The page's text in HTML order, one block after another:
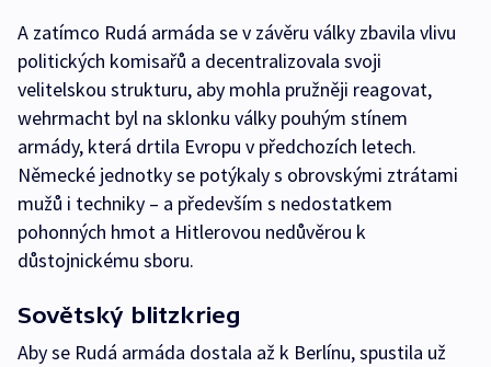
A zatímco Rudá armáda se v závěru války zbavila vlivu
politických komisařů a decentralizovala svoji
velitelskou strukturu, aby mohla pružněji reagovat,
wehrmacht byl na sklonku války pouhým stínem
armády, která drtila Evropu v předchozích letech.
Německé jednotky se potýkaly s obrovskými ztrátami
mužů i techniky – a především s nedostatkem
pohonných hmot a Hitlerovou nedůvěrou k
důstojnickému sboru.
Sovětský blitzkrieg
Aby se Rudá armáda dostala až k Berlínu, spustila už